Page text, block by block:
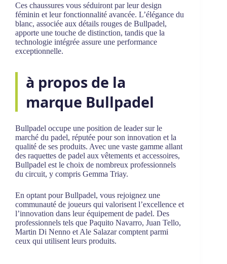
Ces chaussures vous séduiront par leur design
féminin et leur fonctionnalité avancée. L’élégance du
blanc, associée aux détails rouges de Bullpadel,
apporte une touche de distinction, tandis que la
technologie intégrée assure une performance
exceptionnelle.
à propos de la
marque Bullpadel
Bullpadel occupe une position de leader sur le
marché du padel, réputée pour son innovation et la
qualité de ses produits. Avec une vaste gamme allant
des raquettes de padel aux vêtements et accessoires,
Bullpadel est le choix de nombreux professionnels
du circuit, y compris Gemma Triay.
En optant pour Bullpadel, vous rejoignez une
communauté de joueurs qui valorisent l’excellence et
l’innovation dans leur équipement de padel. Des
professionnels tels que Paquito Navarro, Juan Tello,
Martin Di Nenno et Ale Salazar comptent parmi
ceux qui utilisent leurs produits.